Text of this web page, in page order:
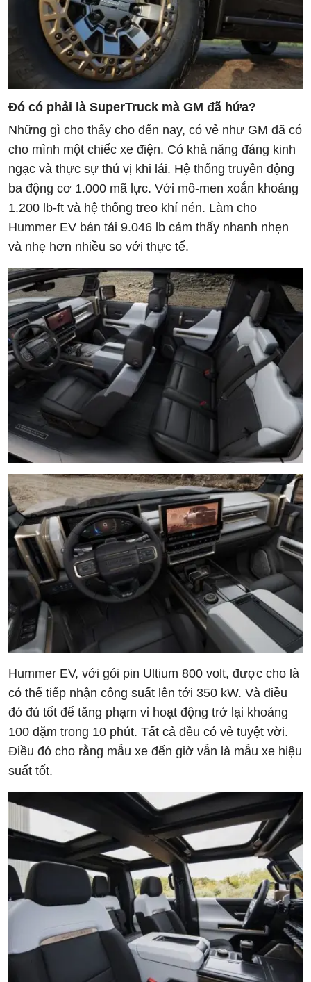
Đó có phải là SuperTruck mà GM đã hứa?
Những gì cho thấy cho đến nay, có vẻ như GM đã có
cho mình một chiếc xe điện. Có khả năng đáng kinh
ngạc và thực sự thú vị khi lái. Hệ thống truyền động
ba động cơ 1.000 mã lực. Với mô-men xoắn khoảng
1.200 lb-ft và hệ thống treo khí nén. Làm cho
Hummer EV bán tải 9.046 lb cảm thấy nhanh nhẹn
và nhẹ hơn nhiều so với thực tế.
Hummer EV, với gói pin Ultium 800 volt, được cho là
có thể tiếp nhận công suất lên tới 350 kW. Và điều
đó đủ tốt để tăng phạm vi hoạt động trở lại khoảng
100 dặm trong 10 phút. Tất cả đều có vẻ tuyệt vời.
Điều đó cho rằng mẫu xe đến giờ vẫn là mẫu xe hiệu
suất tốt.